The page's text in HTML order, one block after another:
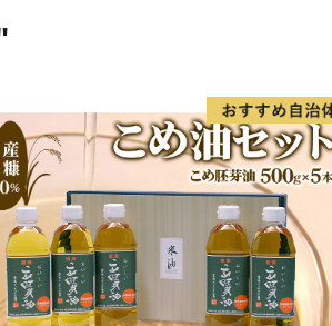
願いいたします。